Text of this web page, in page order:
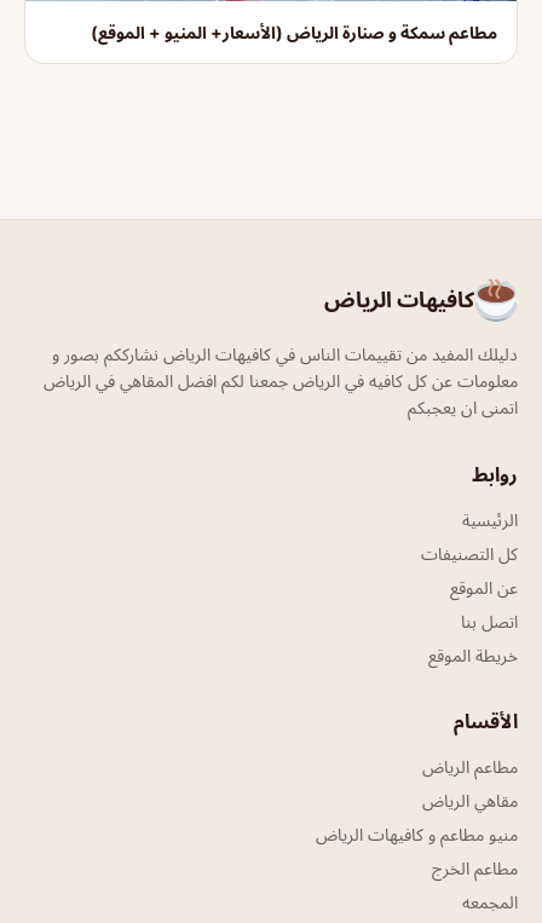
مطاعم سمكة و صنارة الرياض (الأسعار+ المنيو + الموقع)
كافيهات الرياض
دليلك المفيد من تقييمات الناس في كافيهات الرياض نشارككم بصور و
معلومات عن كل كافيه في الرياض جمعنا لكم افضل المقاهي في الرياض
اتمنى ان يعجبكم
روابط
الرئيسية
كل التصنيفات
عن الموقع
اتصل بنا
خريطة الموقع
الأقسام
مطاعم الرياض
مقاهي الرياض
منيو مطاعم و كافيهات الرياض
مطاعم الخرج
المجمعه